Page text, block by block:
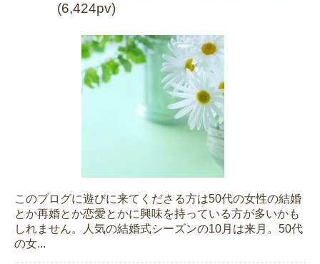
(6,424pv)
このブログに遊びに来てくださる方は50代の女性の結婚
とか再婚とか恋愛とかに興味を持っている方が多いかも
しれません。人気の結婚式シーズンの10月は来月。50代
の女...